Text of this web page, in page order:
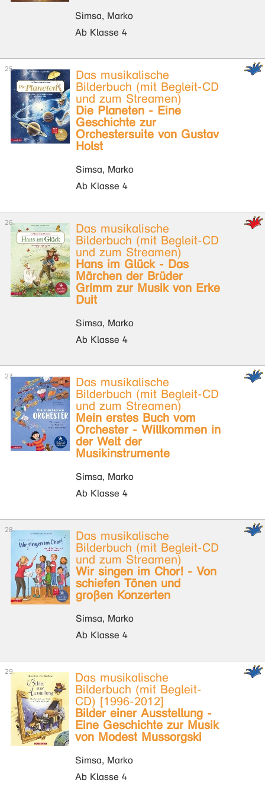
Simsa, Marko
Ab Klasse 4
Das musikalische
Bilderbuch (mit Begleit-CD
und zum Streamen)
Die Planeten - Eine
Geschichte zur
Orchestersuite von Gustav
Holst
Simsa, Marko
Ab Klasse 4
Das musikalische
Bilderbuch (mit Begleit-CD
und zum Streamen)
Hans im Glück - Das
Märchen der Brüder
Grimm zur Musik von Erke
Duit
Simsa, Marko
Ab Klasse 4
Das musikalische
Bilderbuch (mit Begleit-CD
und zum Streamen)
Mein erstes Buch vom
Orchester - Willkommen in
der Welt der
Musikinstrumente
Simsa, Marko
Ab Klasse 4
Das musikalische
Bilderbuch (mit Begleit-CD
und zum Streamen)
Wir singen im Chor! - Von
schiefen Tönen und
großen Konzerten
Simsa, Marko
Ab Klasse 4
Das musikalische
Bilderbuch (mit Begleit-
CD) [1996-2012]
Bilder einer Ausstellung -
Eine Geschichte zur Musik
von Modest Mussorgski
Simsa, Marko
Ab Klasse 4